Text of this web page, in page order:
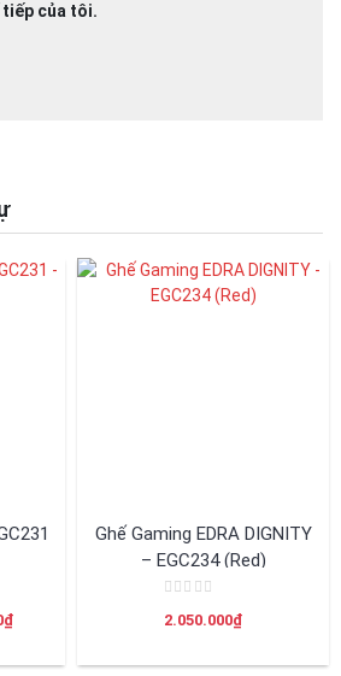
tiếp của tôi.
₫Giá
tại
Ghế Gaming EDRA DIGNITY
– EGC234 (Red)
xếp
5
2.050.000₫